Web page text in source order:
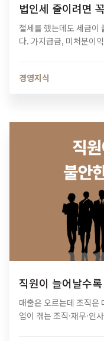
법인세 줄이려면
절세를 했는데도 세금이
다. 가지급금, 미처분이
경영지식
직원이 늘어날수
매출은 오르는데 조직은
업이 겪는 조직·재무·인